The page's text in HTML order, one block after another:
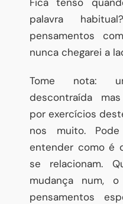
palavra
pensamentos
nunca chegarei a
Tome nota:
descontraída
por exercícios
nos muito.
entender como é
se relacionam.
mudança num,
pensamentos